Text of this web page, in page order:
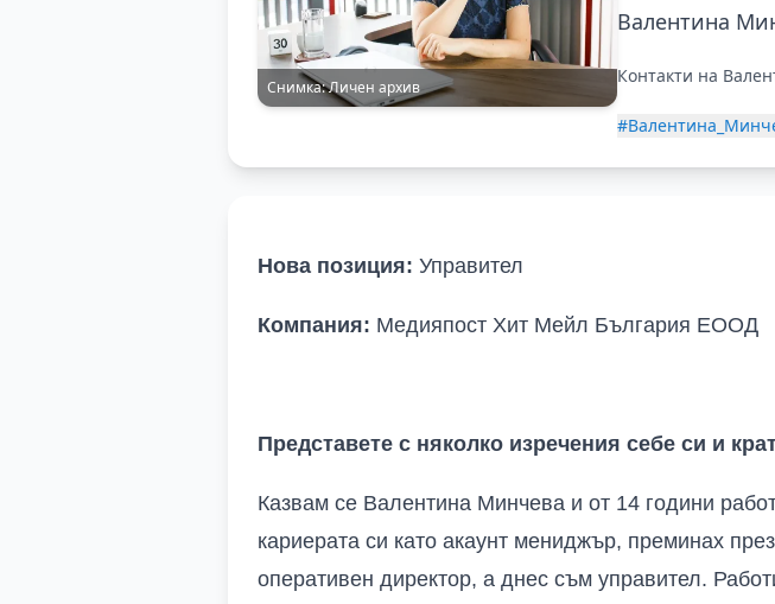
Снимка:Личен архив
Валентина
Контакти на
Нова позиция: Управител
Компания: Медияпост Хит Мейл България ЕООД
Представете с няколко изречения себе си и
Казвам се Валентина Минчева и от 14 години
кариерата си като акаунт мениджър, преминах
оперативен директор, а днес съм управител.